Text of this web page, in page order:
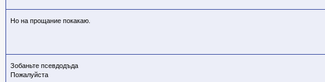
Но на прощание покакаю.
Зобаньте псевдодъда
Пожалуйста